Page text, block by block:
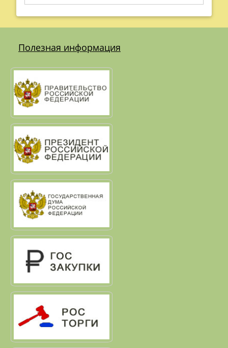
Полезная информация